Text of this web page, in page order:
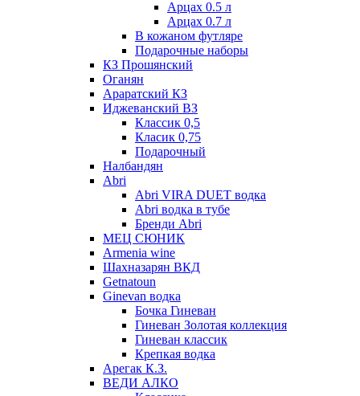
Арцах 0.5 л
Арцах 0.7 л
В кожаном футляре
Подарочные наборы
КЗ Прошянский
Оганян
Араратский КЗ
Иджеванский ВЗ
Классик 0,5
Класик 0,75
Подарочный
Налбандян
Abri
Abri VIRA DUET водка
Abri водка в тубе
Бренди Abri
МЕЦ СЮНИК
Armenia wine
Шахназарян ВКД
Getnatoun
Ginevan водка
Бочка Гиневан
Гиневан Золотая коллекция
Гиневан классик
Крепкая водка
Арегак К.З.
ВЕДИ АЛКО